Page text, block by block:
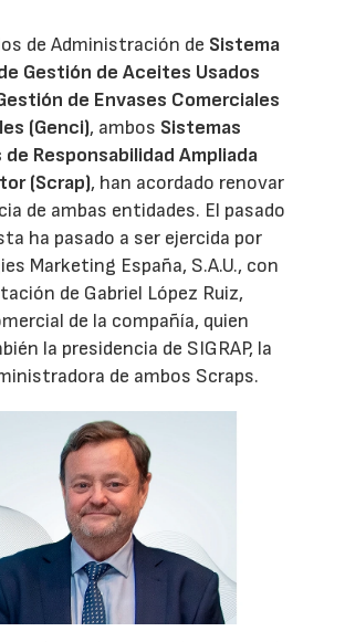
de Administración de Sistema
Gestión de Aceites Usados
de Envases Comerciales
(Genci), ambos Sistemas
Responsabilidad Ampliada
(Scrap), han acordado renovar
de ambas entidades. El pasado
ha pasado a ser ejercida por
Marketing España, S.A.U., con
de Gabriel López Ruiz,
de la compañía, quien
la presidencia de SIGRAP, la
de ambos Scraps.